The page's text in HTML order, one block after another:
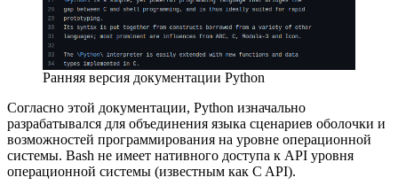
Ранняя версия документации Python
Согласно этой документации, Python изначально
разрабатывался для объединения языка сценариев оболочки и
возможностей программирования на уровне операционной
системы. Bash не имеет нативного доступа к API уровня
операционной системы (известным как C API).